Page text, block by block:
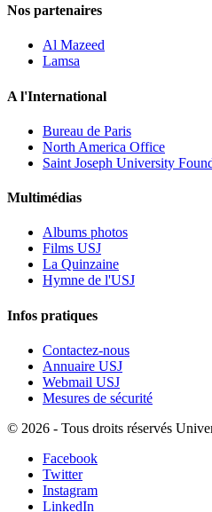
Nos partenaires
Al Mazeed
Lamsa
A l'International
Bureau de Paris
North America Office
Saint Joseph University
Multimédias
Albums photos
Films USJ
La Quinzaine
Hymne de l'USJ
Infos pratiques
Contactez-nous
Annuaire USJ
Webmail USJ
Mesures de sécurité
© 2026 - Tous droits réservés
Facebook
Twitter
Instagram
LinkedIn